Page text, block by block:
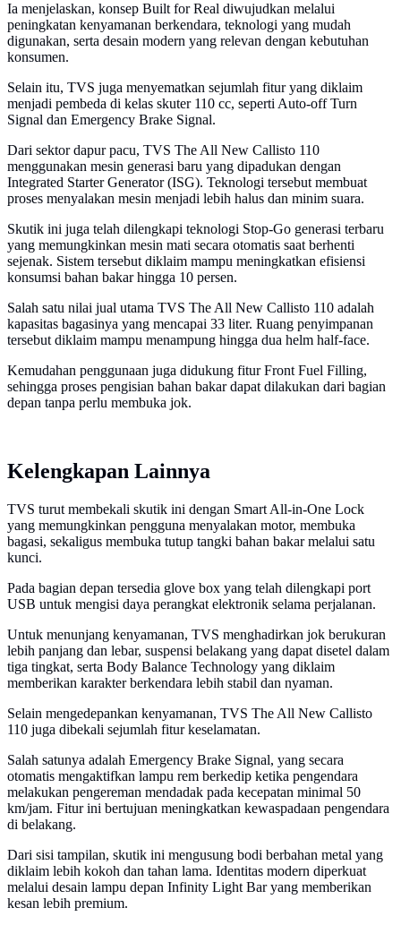
Ia menjelaskan, konsep Built for Real diwujudkan melalui
peningkatan kenyamanan berkendara, teknologi yang mudah
digunakan, serta desain modern yang relevan dengan kebutuhan
konsumen.
Selain itu, TVS juga menyematkan sejumlah fitur yang diklaim
menjadi pembeda di kelas skuter 110 cc, seperti Auto-off Turn
Signal dan Emergency Brake Signal.
Dari sektor dapur pacu, TVS The All New Callisto 110
menggunakan mesin generasi baru yang dipadukan dengan
Integrated Starter Generator (ISG). Teknologi tersebut membuat
proses menyalakan mesin menjadi lebih halus dan minim suara.
Skutik ini juga telah dilengkapi teknologi Stop-Go generasi terbaru
yang memungkinkan mesin mati secara otomatis saat berhenti
sejenak. Sistem tersebut diklaim mampu meningkatkan efisiensi
konsumsi bahan bakar hingga 10 persen.
Salah satu nilai jual utama TVS The All New Callisto 110 adalah
kapasitas bagasinya yang mencapai 33 liter. Ruang penyimpanan
tersebut diklaim mampu menampung hingga dua helm half-face.
Kemudahan penggunaan juga didukung fitur Front Fuel Filling,
sehingga proses pengisian bahan bakar dapat dilakukan dari bagian
depan tanpa perlu membuka jok.
Kelengkapan Lainnya
TVS turut membekali skutik ini dengan Smart All-in-One Lock
yang memungkinkan pengguna menyalakan motor, membuka
bagasi, sekaligus membuka tutup tangki bahan bakar melalui satu
kunci.
Pada bagian depan tersedia glove box yang telah dilengkapi port
USB untuk mengisi daya perangkat elektronik selama perjalanan.
Untuk menunjang kenyamanan, TVS menghadirkan jok berukuran
lebih panjang dan lebar, suspensi belakang yang dapat disetel dalam
tiga tingkat, serta Body Balance Technology yang diklaim
memberikan karakter berkendara lebih stabil dan nyaman.
Selain mengedepankan kenyamanan, TVS The All New Callisto
110 juga dibekali sejumlah fitur keselamatan.
Salah satunya adalah Emergency Brake Signal, yang secara
otomatis mengaktifkan lampu rem berkedip ketika pengendara
melakukan pengereman mendadak pada kecepatan minimal 50
km/jam. Fitur ini bertujuan meningkatkan kewaspadaan pengendara
di belakang.
Dari sisi tampilan, skutik ini mengusung bodi berbahan metal yang
diklaim lebih kokoh dan tahan lama. Identitas modern diperkuat
melalui desain lampu depan Infinity Light Bar yang memberikan
kesan lebih premium.